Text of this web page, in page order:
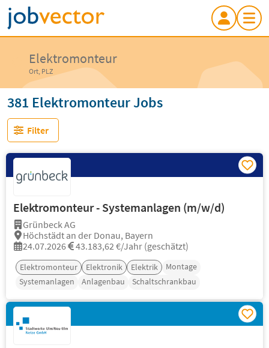
Elektromonteur
Ort, PLZ
381 Elektromonteur Jobs
Filter
Elektromonteur - Systemanlagen (m/w/d)
Grünbeck AG
Höchstädt an der Donau, Bayern
24.07.2026
43.183,62 €/Jahr (geschätzt)
Elektromonteur Elektronik Elektrik
Montage
Systemanlagen
Anlagenbau Schaltschrankbau